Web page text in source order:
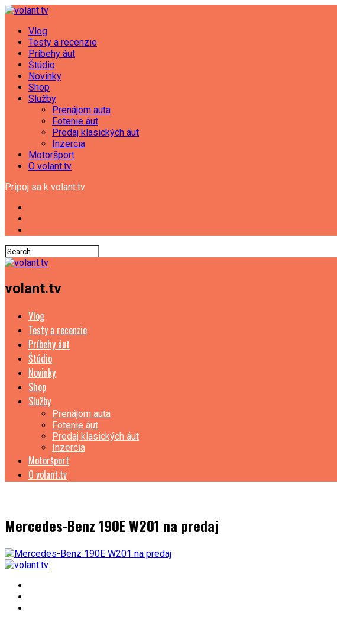
Vlog
Testy a recenzie
Príbehy áut
Štúdio
Novinky
Shop
Služby
Prenájom auta
Fotenie áut
Predaj klasických áut
Inzercia
Motoršport
O volant.tv
Pripoj sa k volant.tv
volant.tv
Vlog
Testy a recenzie
Príbehy áut
Štúdio
Novinky
Shop
Služby
Prenájom auta
Fotenie áut
Predaj klasických áut
Inzercia
Motoršport
O volant.tv
Mercedes-Benz 190E W201 na predaj